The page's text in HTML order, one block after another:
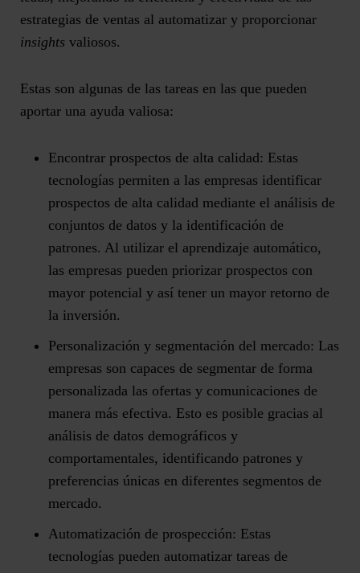
estrategias de ventas al automatizar y proporcionar
insights valiosos.
Estas son algunas de las tareas en las que pueden
aportar una ayuda valiosa:
Encontrar prospectos de alta calidad: Estas
tecnologías permiten a las empresas identificar
prospectos de alta calidad mediante el análisis de
conjuntos de datos y la identificación de
patrones. Al utilizar el aprendizaje automático,
las empresas pueden priorizar prospectos con
mayor potencial y así tener un mayor retorno de
la inversión.
Personalización y segmentación del mercado: Las
empresas son capaces de segmentar de forma
personalizada las ofertas y comunicaciones de
manera más efectiva. Esto es posible gracias al
análisis de datos demográficos y
comportamentales, identificando patrones y
preferencias únicas en diferentes segmentos de
mercado.
Automatización de prospección: Estas
tecnologías pueden automatizar tareas de